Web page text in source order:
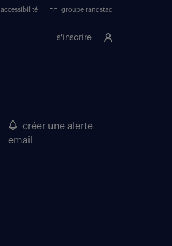
s'inscrire
accessibilité groupe randstad
créer une alerte
email